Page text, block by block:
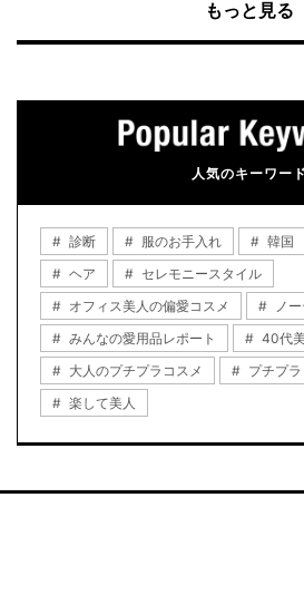
もっと見る
人気のキーワード
診断 服のお手入れ 韓国
ヘア
セレモニースタイル
オフィス美人の偏愛コスメ
ノ
みんなの愛用品レポート
40代
大人のプチプラコスメ
プチプラ
楽して美人